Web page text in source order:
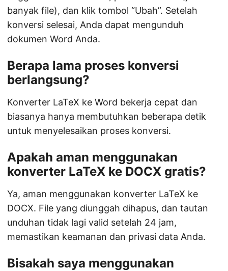
banyak file), dan klik tombol “Ubah”. Setelah
konversi selesai, Anda dapat mengunduh
dokumen Word Anda.
Berapa lama proses konversi
berlangsung?
Konverter LaTeX ke Word bekerja cepat dan
biasanya hanya membutuhkan beberapa detik
untuk menyelesaikan proses konversi.
Apakah aman menggunakan
konverter LaTeX ke DOCX gratis?
Ya, aman menggunakan konverter LaTeX ke
DOCX. File yang diunggah dihapus, dan tautan
unduhan tidak lagi valid setelah 24 jam,
memastikan keamanan dan privasi data Anda.
Bisakah saya menggunakan